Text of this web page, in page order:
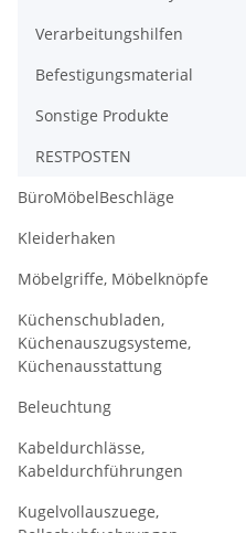
Verarbeitungshilfen
Befestigungsmaterial
Sonstige Produkte
RESTPOSTEN
BüroMöbelBeschläge
Kleiderhaken
Möbelgriffe, Möbelknöpfe
Küchenschubladen,
Küchenauszugsysteme,
Küchenausstattung
Beleuchtung
Kabeldurchlässe,
Kabeldurchführungen
Kugelvollauszuege,